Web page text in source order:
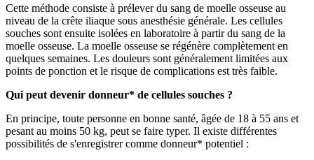
Cette méthode consiste à prélever du sang de moelle osseuse au
niveau de la crête iliaque sous anesthésie générale. Les cellules
souches sont ensuite isolées en laboratoire à partir du sang de la
moelle osseuse. La moelle osseuse se régénère complètement en
quelques semaines. Les douleurs sont généralement limitées aux
points de ponction et le risque de complications est très faible.
Qui peut devenir donneur* de cellules souches ?
En principe, toute personne en bonne santé, âgée de 18 à 55 ans et
pesant au moins 50 kg, peut se faire typer. Il existe différentes
possibilités de s'enregistrer comme donneur* potentiel :